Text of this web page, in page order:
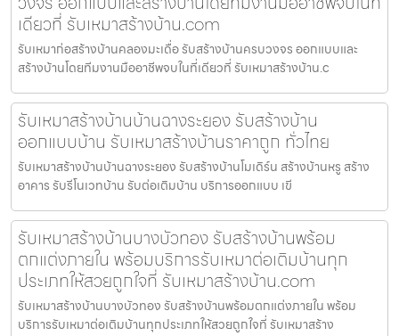
เดียวที่ รับเหมาสร้างบ้าน.com
รับเหมาก่อสร้างบ้านคลองมะเดื่อ รับสร้างบ้านครบวงจร ออกแบบและ
สร้างบ้านโดยทีมงานมืออาชีพจบในที่เดียวที่ รับเหมาสร้างบ้าน.c
รับเหมาสร้างบ้านบ้านฉางระยอง รับสร้างบ้าน
ออกแบบบ้าน รับเหมาสร้างบ้านราคาถูก ทั่วไทย
รับเหมาสร้างบ้านบ้านฉางระยอง รับสร้างบ้านโมเดิร์น สร้างบ้านหรู สร้าง
อาคาร รับรีโนเวทบ้าน รับต่อเติมบ้าน บริการออกแบบ เขี
รับเหมาสร้างบ้านบางบัวทอง รับสร้างบ้านพร้อม
ตกแต่งภายใน พร้อมบริการรับเหมาต่อเติมบ้านทุก
ประเภทให้สวยถูกใจที่ รับเหมาสร้างบ้าน.com
รับเหมาสร้างบ้านบางบัวทอง รับสร้างบ้านพร้อมตกแต่งภายใน พร้อม
บริการรับเหมาต่อเติมบ้านทุกประเภทให้สวยถูกใจที่ รับเหมาสร้าง